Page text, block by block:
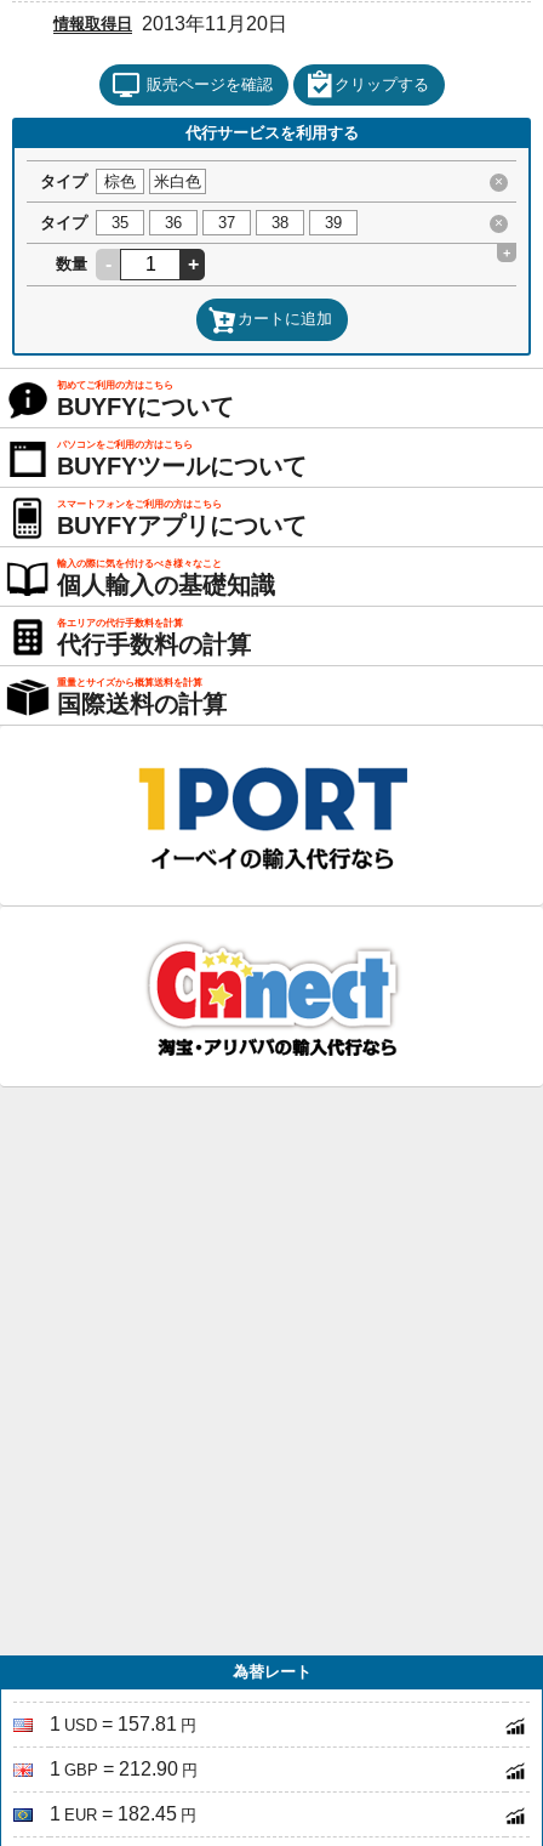
情報取得日 2013年11月20日
販売ページを確認 クリップする
代行サービスを利用する
タイプ 棕色 米白色 ×
タイプ 35 36 37 38 39 ×
数量 - +
+
カートに追加
初めてご利用の方はこちら
BUYFYについて
パソコンをご利用の方はこちら
BUYFYツールについて
スマートフォンをご利用の方はこちら
BUYFYアプリについて
輸入の際に気を付けるべき様々なこと
個人輸入の基礎知識
各エリアの代行手数料を計算
代行手数料の計算
重量とサイズから概算送料を計算
国際送料の計算
為替レート
1 USD = 157.81 円
1 GBP = 212.90 円
1 EUR = 182.45 円